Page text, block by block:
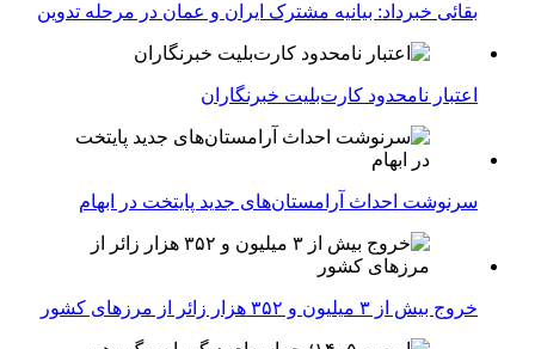
بقائی خبرداد: بیانیه مشترک ایران و عمان در مرحله تدوین
اعتبار نامحدود کارت‌بلیت خبرنگاران
سرنوشت احداث آرامستان‌های جدید پایتخت در ابهام
خروج بیش از ۳ میلیون و ۳۵۲ هزار زائر از مرزهای کشور